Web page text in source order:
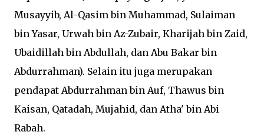
Musayyib, Al-Qasim bin Muhammad, Sulaiman
bin Yasar, Urwah bin Az-Zubair, Kharijah bin Zaid,
Ubaidillah bin Abdullah, dan Abu Bakar bin
Abdurrahman). Selain itu juga merupakan
pendapat Abdurrahman bin Auf, Thawus bin
Kaisan, Qatadah, Mujahid, dan Atha' bin Abi
Rabah.